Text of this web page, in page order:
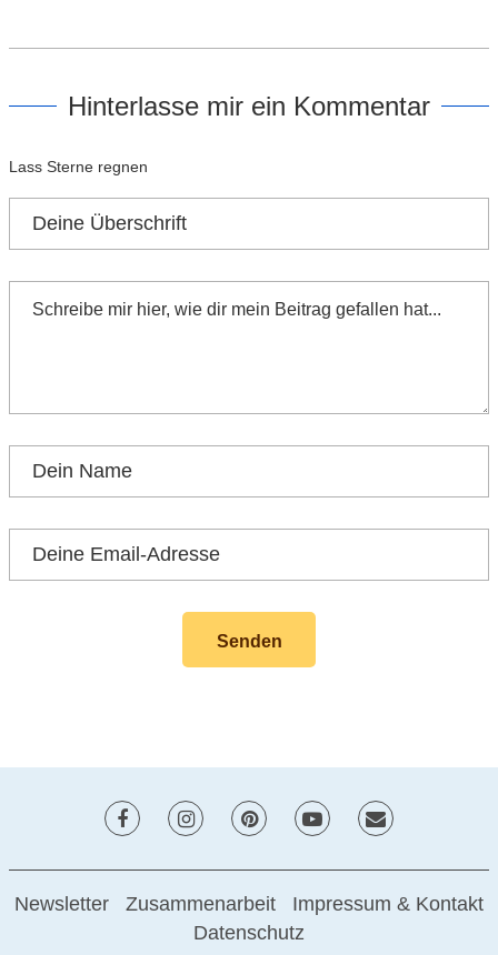
Hinterlasse mir ein Kommentar
Lass Sterne regnen
Newsletter Zusammenarbeit
Impressum & Kontakt
Datenschutz